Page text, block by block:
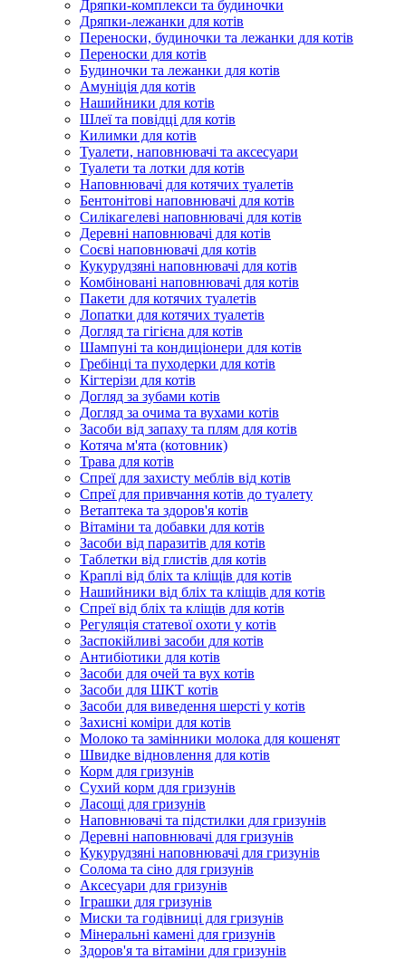
Дряпки-комплекси та будиночки
Дряпки-лежанки для котів
Переноски, будиночки та лежанки для котів
Переноски для котів
Будиночки та лежанки для котів
Амуніція для котів
Нашийники для котів
Шлеї та повідці для котів
Килимки для котів
Туалети, наповнювачі та аксесуари
Туалети та лотки для котів
Наповнювачі для котячих туалетів
Бентонітові наповнювачі для котів
Силікагелеві наповнювачі для котів
Деревні наповнювачі для котів
Соєві наповнювачі для котів
Кукурудзяні наповнювачі для котів
Комбіновані наповнювачі для котів
Пакети для котячих туалетів
Лопатки для котячих туалетів
Догляд та гігієна для котів
Шампуні та кондиціонери для котів
Гребінці та пуходерки для котів
Кігтерізи для котів
Догляд за зубами котів
Догляд за очима та вухами котів
Засоби від запаху та плям для котів
Котяча м'ята (котовник)
Трава для котів
Спреї для захисту меблів від котів
Спреї для привчання котів до туалету
Ветаптека та здоров'я котів
Вітаміни та добавки для котів
Засоби від паразитів для котів
Таблетки від глистів для котів
Краплі від бліх та кліщів для котів
Нашийники від бліх та кліщів для котів
Спреї від бліх та кліщів для котів
Регуляція статевої охоти у котів
Заспокійливі засоби для котів
Антибіотики для котів
Засоби для очей та вух котів
Засоби для ШКТ котів
Засоби для виведення шерсті у котів
Захисні коміри для котів
Молоко та замінники молока для кошенят
Швидке відновлення для котів
Корм для гризунів
Сухий корм для гризунів
Ласощі для гризунів
Наповнювачі та підстилки для гризунів
Деревні наповнювачі для гризунів
Кукурудзяні наповнювачі для гризунів
Солома та сіно для гризунів
Аксесуари для гризунів
Іграшки для гризунів
Миски та годівниці для гризунів
Мінеральні камені для гризунів
Здоров'я та вітаміни для гризунів